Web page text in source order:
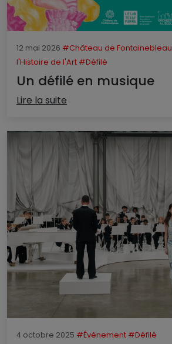
12 mai 2026 #Château de Fontainebleau
l'Histoire de l'Art #Défilé
Un défilé en musique
Lire la suite
4 octobre 2025 #Évènement #Défilé